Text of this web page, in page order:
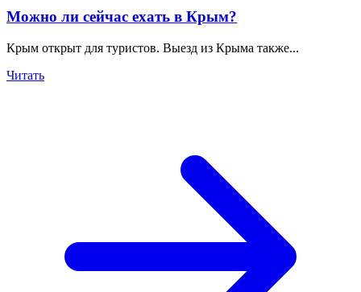
Можно ли сейчас ехать в Крым?
Крым открыт для туристов. Выезд из Крыма также...
Читать